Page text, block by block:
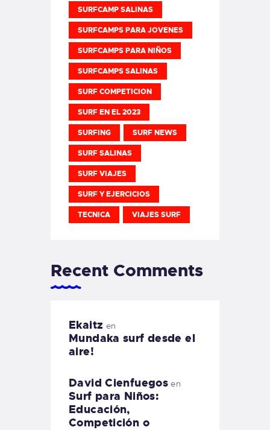
SURFCAMP SALINAS
SURFCAMPS PARA JOVENES
SURFCAMPS PARA NIÑOS
SURFCAMPS SALINAS
SURF COMPETICION
SURF EN EL 2023
SURFING SURF NEWS
SURF SALINAS
SURF VIAJES
SURF Y EJERCICIOS
TECNICA VIAJES SURF
Recent Comments
Ekaitz en
Mundaka surf desde el
aire!
David Cienfuegos en
Surf para Niños:
Educación,
Competición o